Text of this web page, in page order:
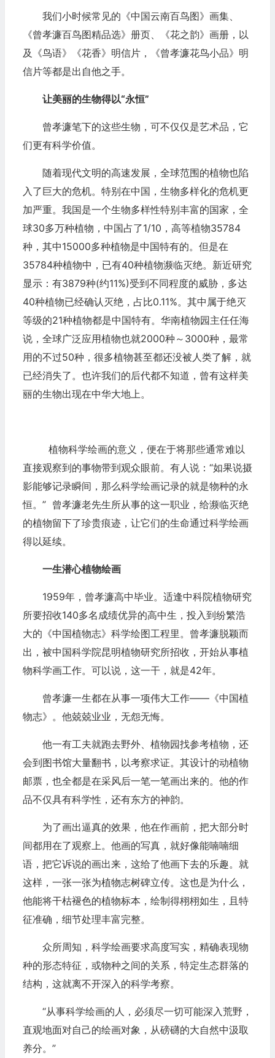
我们小时候常见的《中国云南百鸟图》画集、
《曾孝濂百鸟图精品选》册页、《花之韵》画册，以
及《鸟语》《花香》明信片，《曾孝濂花鸟小品》明
信片等都是出自他之手。
让美丽的生物得以“永恒”
曾孝濂笔下的这些生物，可不仅仅是艺术品，它
们更有科学价值。
随着现代文明的高速发展，全球范围的植物也陷
入了巨大的危机。特别在中国，生物多样化的危机更
加严重。我国是一个生物多样性特别丰富的国家，全
球30多万种植物，中国占了1/10，高等植物35784
种，其中15000多种植物是中国特有的。但是在
35784种植物中，已有40种植物濒临灭绝。新近研究
显示：有3879种(约11%)受到不同程度的威胁，多达
40种植物已经确认灭绝，占比0.11%。其中属于绝灭
等级的21种植物都是中国特有。华南植物园主任任海
说，全球广泛应用植物也就2000种～3000种，最常
用的不过50种，很多植物甚至都还没被人类了解，就
已经消失了。也许我们的后代都不知道，曾有这样美
丽的生物出现在中华大地上。
植物科学绘画的意义，便在于将那些通常难以
直接观察到的事物带到观众眼前。有人说：“如果说摄
影能够记录瞬间，那么科学绘画记录的就是物种的永
恒。” 曾孝濂老先生所从事的这一职业，给濒临灭绝
的植物留下了珍贵痕迹，让它们的生命通过科学绘画
得以延续。
一生潜心植物绘画
1959年，曾孝濂高中毕业。适逢中科院植物研究
所要招收140多名成绩优异的高中生，投入到纷繁浩
大的《中国植物志》科学绘图工程里。曾孝濂脱颖而
出，被中国科学院昆明植物研究所招收，开始从事植
物科学画工作。可以说，这一干，就是42年。
曾孝濂一生都在从事一项伟大工作——《中国植
物志》。他兢兢业业，无怨无悔。
他一有工夫就跑去野外、植物园找参考植物，还
会到图书馆大量翻书，以考察求证。其设计的动植物
邮票，也全都是在采风后一笔一笔画出来的。他的作
品不仅具有科学性，还有东方的神韵。
为了画出逼真的效果，他在作画前，把大部分时
间都用在了观察上。他画的写真，就好像能喃喃细
语，把它诉说的画出来，这给了他画下去的乐趣。就
这样，一张一张为植物志树碑立传。这也是为什么，
他能将干枯褪色的植物标本，绘制得栩栩如生，且特
征准确，细节处理丰富完整。
众所周知，科学绘画要求高度写实，精确表现物
种的形态特征，或物种之间的关系，特定生态群落的
结构，这就离不开深入的科学考察。
“从事科学绘画的人，必须尽一切可能深入荒野，
直观地面对自己的绘画对象，从磅礴的大自然中汲取
养分。”